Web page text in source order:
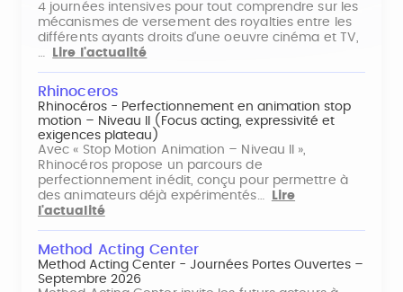
4 journées intensives pour tout comprendre sur les
mécanismes de versement des royalties entre les
différents ayants droits d'une oeuvre cinéma et TV,
…
Lire l'actualité
Rhinoceros
Rhinocéros - Perfectionnement en animation stop
motion – Niveau II (Focus acting, expressivité et
exigences plateau)
Avec « Stop Motion Animation – Niveau II »,
Rhinocéros propose un parcours de
perfectionnement inédit, conçu pour permettre à
des animateurs déjà expérimentés…
Lire
l'actualité
Method Acting Center
Method Acting Center - Journées Portes Ouvertes –
Septembre 2026